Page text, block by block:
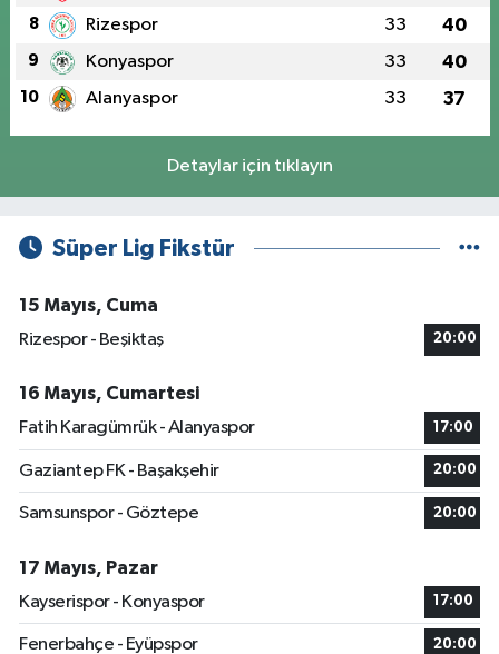
8 Rizespor 33 40
9 Konyaspor 33 40
10 Alanyaspor 33 37
Detaylar için tıklayın
Süper Lig Fikstür
15 Mayıs, Cuma
Rizespor - Beşiktaş
20:00
16 Mayıs, Cumartesi
Fatih Karagümrük - Alanyaspor
17:00
Gaziantep FK - Başakşehir 20:00
Samsunspor - Göztepe 20:00
17 Mayıs, Pazar
Kayserispor - Konyaspor
17:00
Fenerbahçe - Eyüpspor 20:00